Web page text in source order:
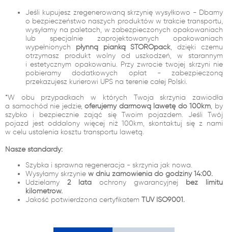
Jeśli kupujesz zregenerowaną skrzynię wysyłkowo - Dbamy
o bezpieczeństwo naszych produktów w trakcie transportu,
wysyłamy na paletach, w zabezpieczonych opakowaniach
lub specjalnie zaprojektowanych opakowaniach
wypełnionych płynną pianką STOROpack, dzięki czemu
otrzymasz produkt wolny od uszkodzeń, w starannym
i estetycznym opakowaniu. Przy zwrocie twojej skrzyni nie
pobieramy dodatkowych opłat - zabezpieczoną
przekazujesz kurierowi UPS na terenie całej Polski.
*W obu przypadkach w których Twoja skrzynia zawiodła
a samochód nie jedzie,oferujemy darmową lawetę do 100km, by
szybko i bezpiecznie zająć się Twoim pojazdem. Jeśli Twój
pojazd jest oddalony więcej niż 100km, skontaktuj się z nami
w celu ustalenia kosztu transportu lawetą.
Nasze standardy:
Szybka i sprawna regeneracja - skrzynia jak nowa.
Wysyłamy skrzynie w dniu zamówienia do godziny 14:00.
Udzielamy 2 lata ochrony gwarancyjnej bez limitu
kilometrów.
Jakość potwierdzona certyfikatem TUV ISO9001.